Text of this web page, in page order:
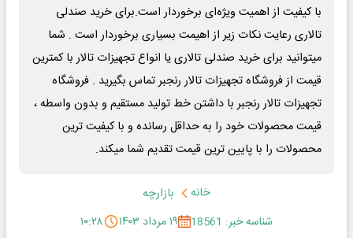
با کیفیت از اهمیت ویژه‌ای برخوردار است.برای خرید صندلی
تالاری رعایت نکات زیر از اهیمت بسیاری برخوردار است . شما
میتوانید برای خرید صندلی تالاری یا انواع تجهیزات تالار با کمترین
قیمت از فروشگاه تجهیزات تالار رنجبر تماس بگیرید . فروشگاه
تجهیزات تالار رنجبر با داشتن خط تولید مستقیم و بدون واسطه ،
قیمت محصولات خود را به حداقل رسانده و با کیفیت ترین
محصولات را با پایین ترین قیمت تقدیم شما میکند.
خانه
بازارچه
شناسه خبر: 18561
۱۹ مرداد ۱۴۰۳ ۱۰:۲۸